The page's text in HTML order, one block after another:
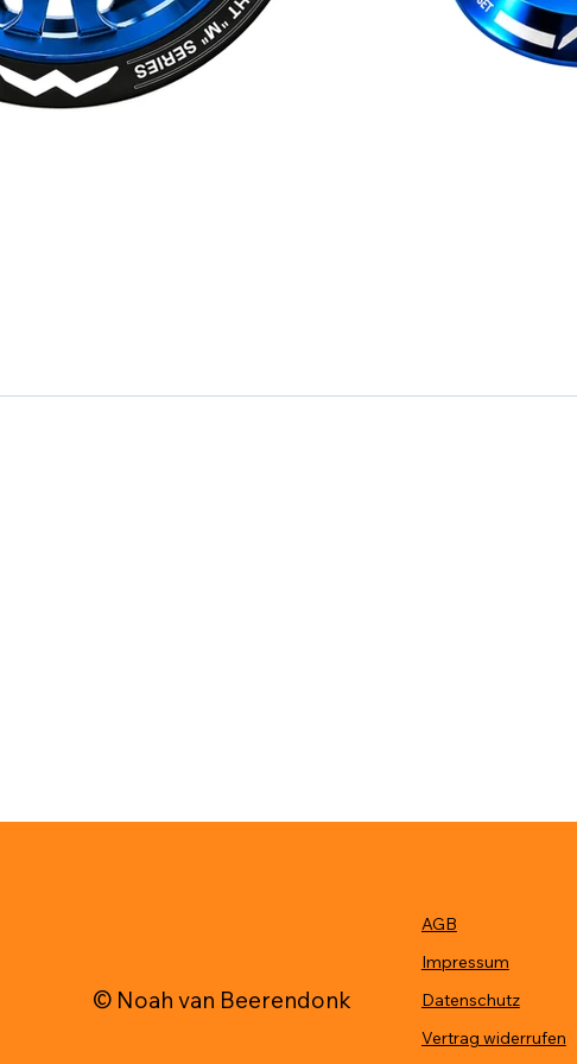
© Noah van Beerendonk
AGB
Datenschutz
Vertrag widerrufen